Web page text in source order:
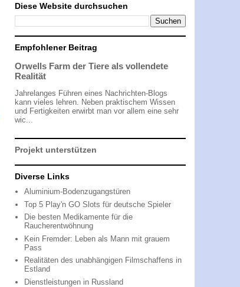
Diese Website durchsuchen
Empfohlener Beitrag
Orwells Farm der Tiere als vollendete
Realität
Jahrelanges Führen eines Nachrichten-Blogs
kann vieles lehren. Neben praktischem Wissen
und Fertigkeiten erwirbt man vor allem eine sehr
wic...
Projekt unterstützen
Diverse Links
Aluminium-Bodenzugangstüren
Top 5 Play'n GO Slots für deutsche Spieler
Die besten Medikamente für die
Raucherentwöhnung
Kein Fremder: Leben als Mann mit grauem
Pass
Realitäten des unabhängigen Filmschaffens in
Estland
Dienstleistungen in Russland